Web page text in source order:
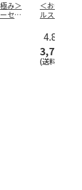
み＞
セー
＜お中元＞
ルスターズ
4.8
3,780円
(送料・税込)